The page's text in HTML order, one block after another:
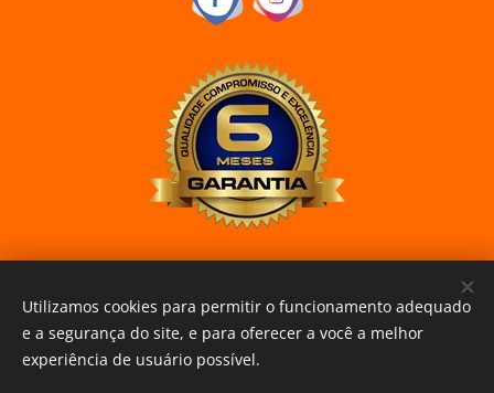
www.curitibaxiaomi.com.br Cookies
Utilizamos cookies para permitir o funcionamento adequado
e a segurança do site, e para oferecer a você a melhor
experiência de usuário possível.